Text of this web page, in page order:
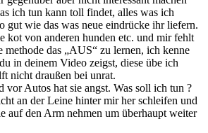
ich tun kann toll findet, alles was ich
gut wie das was neue eindrücke ihr liefern.
kot von anderen hunden etc. und mir fehlt
methode das „AUS“ zu lernen, ich kenne
in deinem Video zeigst, diese übe ich
nicht draußen bei unrat.
vor Autos hat sie angst. Was soll ich tun ?
an der Leine hinter mir her schleifen und
auf den Arm nehmen um überhaupt weiter